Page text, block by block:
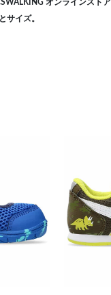
オンラインスト
サイズ。